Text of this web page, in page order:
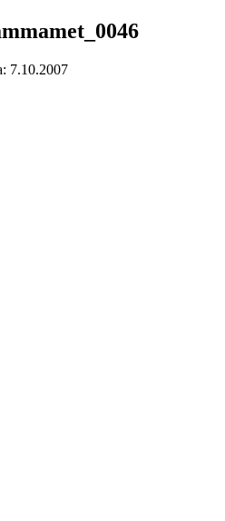
7.10.2007